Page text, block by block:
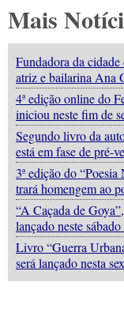
Mais
Fundadora da
atriz e bailarina Ana
4ª edição online do
iniciou neste fim de
Segundo livro da
está em fase de pré-
3ª edição do
trará homengem ao
“A Caçada de
lançado neste
Livro “Guerra
será lançado nesta